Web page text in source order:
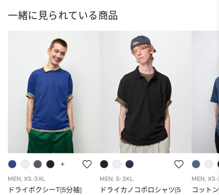
一緒に見られている商品
MEN, XS-3XL
ドライボクシーT(5分袖)
MEN, S-3XL
ドライカノコポロシャツ(5
MEN,
コット